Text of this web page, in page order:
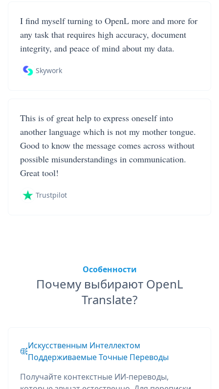
I find myself turning to OpenL more and more for
any task that requires high accuracy, document
integrity, and peace of mind about my data.
Skywork
This is of great help to express oneself into
another language which is not my mother tongue.
Good to know the message comes across without
possible misunderstandings in communication.
Great tool!
Trustpilot
Особенности
Почему выбирают OpenL
Translate?
Искусственным Интеллектом
Поддерживаемые Точные Переводы
Получайте контекстные ИИ-переводы,